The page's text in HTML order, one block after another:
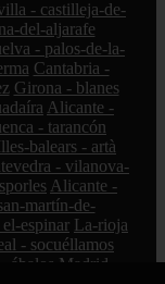
- castilleja-de-
del-aljarafe
- palos-de-la-
Cantabria -
Girona - blanes
Alicante -
- tarancón
balears - artà
- vilanova-
Alicante -
martín-de-
espinar La-rioja
- socuéllamos
ábalos Madrid -